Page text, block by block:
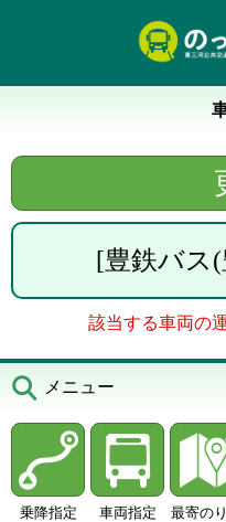
[豊鉄バス
該当する車両の
メニュー
乗降指定 車両指定 最寄の